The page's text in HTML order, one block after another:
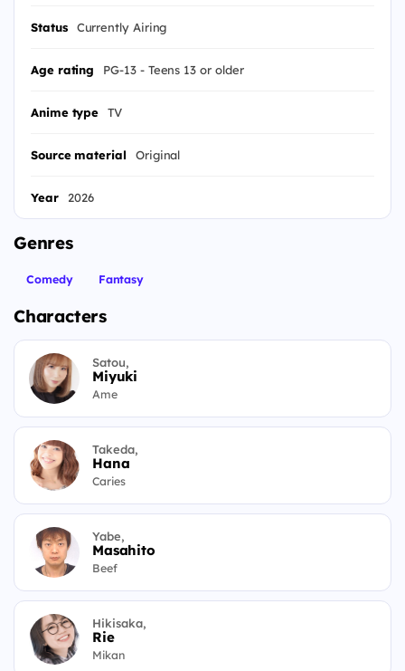
Status Currently Airing
Age rating PG-13 - Teens 13 or older
Anime type TV
Source material Original
Year 2026
Genres
Comedy Fantasy
Characters
Satou,
Miyuki
Ame
Takeda,
Hana
Caries
Yabe,
Masahito
Beef
Hikisaka,
Rie
Mikan